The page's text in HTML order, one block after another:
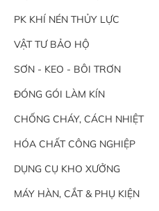
PK KHÍ NÉN THỦY LỰC
VẬT TƯ BẢO HỘ
SƠN - KEO - BÔI TRƠN
ĐÓNG GÓI LÀM KÍN
CHỐNG CHÁY, CÁCH NHIỆT
HÓA CHẤT CÔNG NGHIỆP
DỤNG CỤ KHO XƯỞNG
MÁY HÀN, CẮT & PHỤ KIỆN